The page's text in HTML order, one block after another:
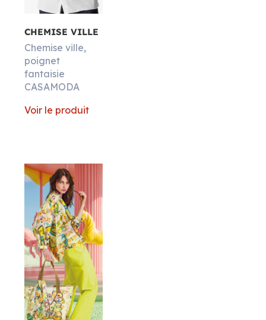
CHEMISE VILLE
Chemise ville,
poignet
fantaisie
CASAMODA
Voir le produit